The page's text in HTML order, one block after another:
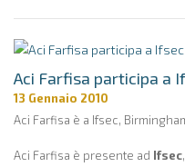
Aci Farfisa participa a
13 Gennaio 2010
Aci Farfisa è a Ifsec,
Aci Farfisa è presente ad Ifsec